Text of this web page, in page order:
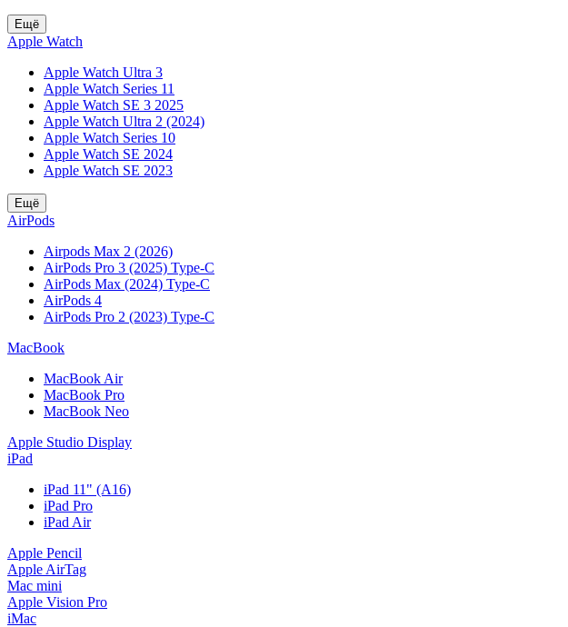
Ещё
Apple Watch
Apple Watch Ultra 3
Apple Watch Series 11
Apple Watch SE 3 2025
Apple Watch Ultra 2 (2024)
Apple Watch Series 10
Apple Watch SE 2024
Apple Watch SE 2023
Ещё
AirPods
Airpods Max 2 (2026)
AirPods Pro 3 (2025) Type-C
AirPods Max (2024) Type-C
AirPods 4
AirPods Pro 2 (2023) Type-C
MacBook
MacBook Air
MacBook Pro
MacBook Neo
Apple Studio Display
iPad
iPad 11" (A16)
iPad Pro
iPad Air
Apple Pencil
Apple AirTag
Mac mini
Apple Vision Pro
iMac